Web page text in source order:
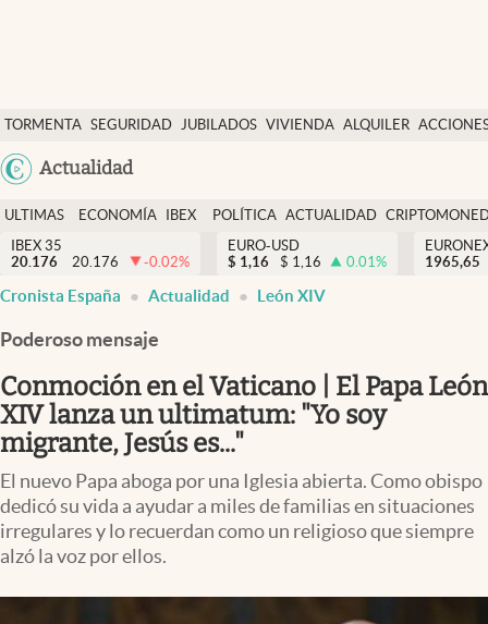
TORMENTA SEGURIDAD JUBILADOS VIVIENDA ALQUILER
USA
Actualidad
Economía y finanzas
Política
Actualidad
Criptomonedas
España
ULTIMAS
NOTICIAS
ECONOMÍA
FINANZAS
IBEX
EURO
POLÍTICA ACTUALIDAD
IBEX 35
20.176
20.176 -0.02%
EURO-USD
$ 1,16 $ 1,16 0.01%
1965,65
Cronista España Actualidad León XIV
Poderoso mensaje
Conmoción en el Vaticano | El Papa León
XIV lanza un ultimatum: "Yo soy
migrante, Jesús es..."
El nuevo Papa aboga por una Iglesia abierta. Como obispo
dedicó su vida a ayudar a miles de familias en situaciones
irregulares y lo recuerdan como un religioso que siempre
alzó la voz por ellos.